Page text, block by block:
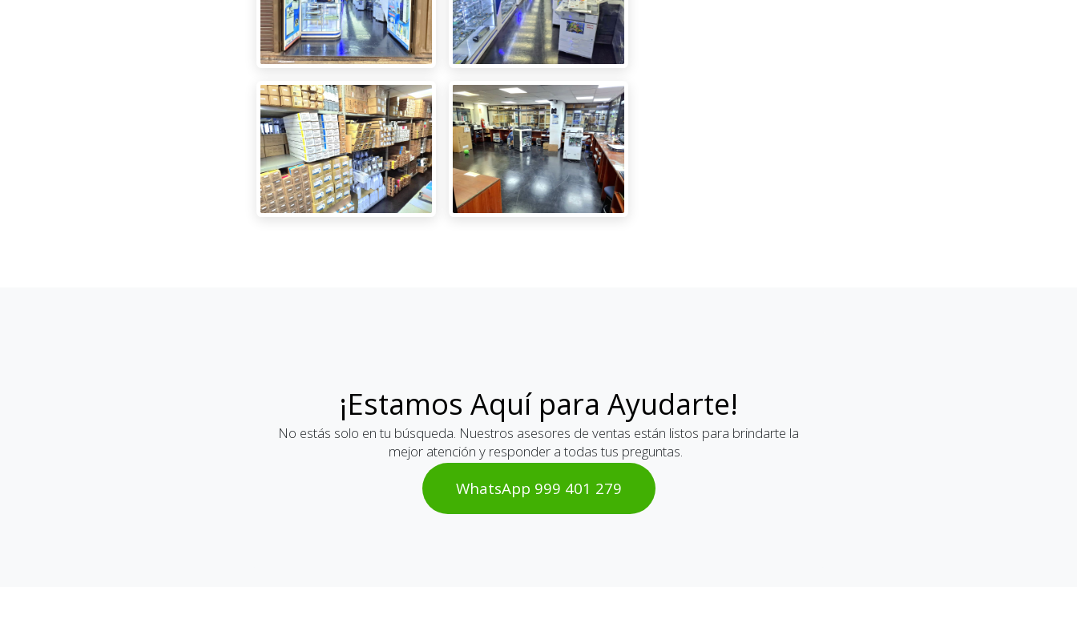
¡Estamos Aquí para Ayudarte!
No estás solo en tu búsqueda. Nuestros asesores de ventas están listos para brindarte la
mejor atención y responder a todas tus preguntas.
WhatsAp​​​​p 999 401 2​​79